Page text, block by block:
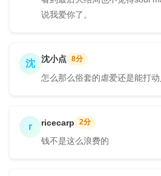
说我爱你了。
沈 沈小点 8分
怎么那么俗套的虐爱还是能打动
r ricecarp 2分
钱不是这么浪费的